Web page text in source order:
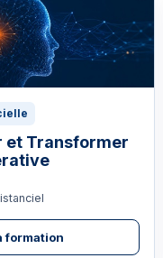
et Transformer
formation